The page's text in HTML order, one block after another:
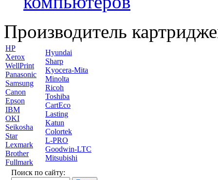
Производитель
HP
Xerox
WellPrint
Panasonic
Samsung
Canon
Epson
IBM
OKI
Seikosha
Star
Lexmark
Brother
Fullmark
Hyundai
Sharp
Kyocera-Mita
Minolta
Ricoh
Toshiba
CartEco
Lasting
Katun
Colortek
L-PRO
Goodwin-LTC
Mitsubishi
Поиск по сайту: